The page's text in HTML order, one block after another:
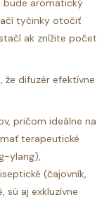
bude aromatický
tyčinky otočiť
ak znížite počet
že difuzér efektívne
pričom ideálne na
terapeutické
ylang),
(čajovník,
sú aj exkluzívne